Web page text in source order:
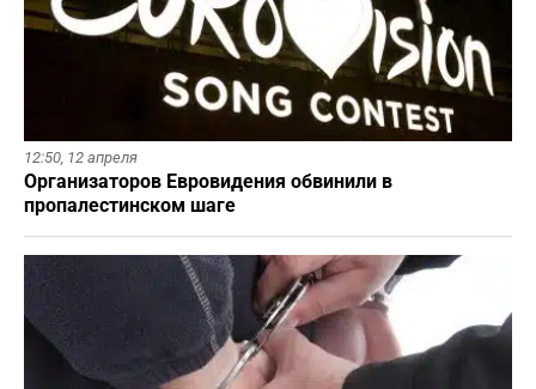
12:50, 12 апреля
Организаторов Евровидения обвинили в
пропалестинском шаге